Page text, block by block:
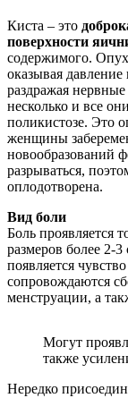
Киста – это
поверхности
содержимого.
оказывая
раздражая
несколько и все
поликистозе. Это
женщины
новообразований
разрываться,
оплодотворена.
Вид боли
Боль проявляется
размеров более 2-
появляется
сопровождаются
менструации, а
Могут
также
Нередко